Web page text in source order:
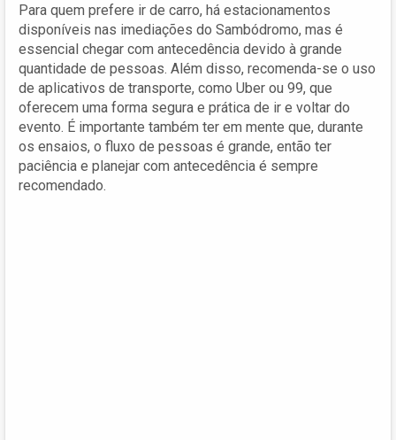
Para quem prefere ir de carro, há estacionamentos
disponíveis nas imediações do Sambódromo, mas é
essencial chegar com antecedência devido à grande
quantidade de pessoas. Além disso, recomenda-se o uso
de aplicativos de transporte, como Uber ou 99, que
oferecem uma forma segura e prática de ir e voltar do
evento. É importante também ter em mente que, durante
os ensaios, o fluxo de pessoas é grande, então ter
paciência e planejar com antecedência é sempre
recomendado.